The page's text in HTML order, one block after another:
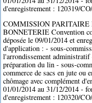
d'enregistrement : 120319/
COMMISSION
BONNETERIE Convention
déposée le 09/01/2014 et
d'application : - sous-
l'arrondissement
préparation du lin - sous-
commerce de sacs en jute ou
chômage avec complément
01/01/2014 au 31/12/2014 -
d'enregistrement : 120320/